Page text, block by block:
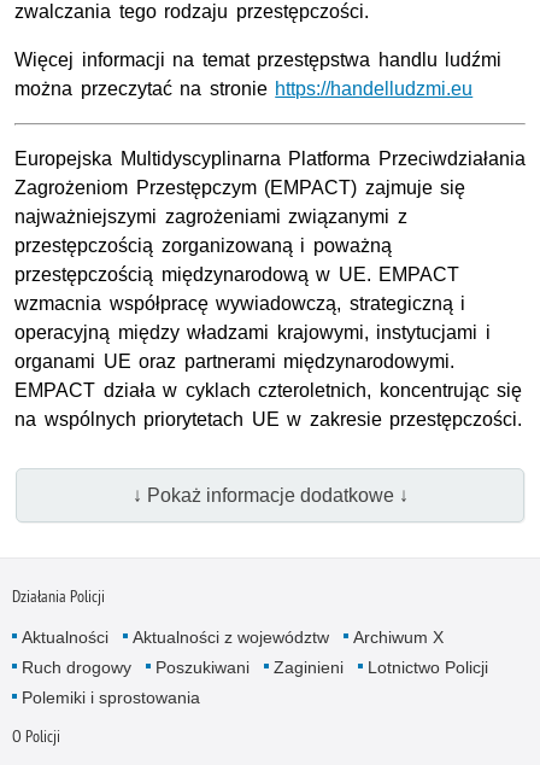
zwalczania tego rodzaju przestępczości.
Więcej informacji na temat przestępstwa handlu ludźmi
można przeczytać na stronie https://handelludzmi.eu
Europejska Multidyscyplinarna Platforma Przeciwdziałania
Zagrożeniom Przestępczym (EMPACT) zajmuje się
najważniejszymi zagrożeniami związanymi z
przestępczością zorganizowaną i poważną
przestępczością międzynarodową w UE. EMPACT
wzmacnia współpracę wywiadowczą, strategiczną i
operacyjną między władzami krajowymi, instytucjami i
organami UE oraz partnerami międzynarodowymi.
EMPACT działa w cyklach czteroletnich, koncentrując się
na wspólnych priorytetach UE w zakresie przestępczości.
↓ Pokaż informacje dodatkowe ↓
Działania Policji
Aktualności Aktualności z województw
Archiwum X
Ruch drogowy
Poszukiwani Zaginieni
Lotnictwo Policji
Polemiki i sprostowania
O Policji